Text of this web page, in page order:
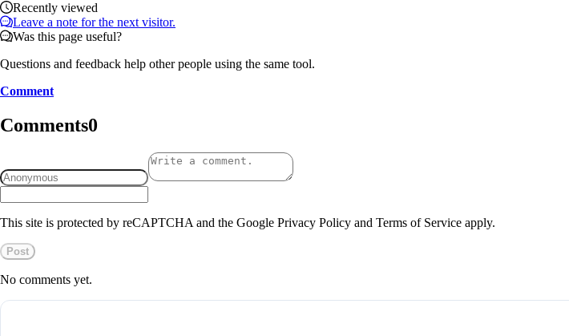
Recently viewed
Leave a note for the next visitor.
Was this page useful?
Questions and feedback help other people using the same tool.
Comment
Comments0
This site is protected by reCAPTCHA and the Google Privacy Policy and Terms of Service apply.
Post
No comments yet.